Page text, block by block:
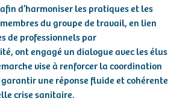
d’harmoniser les pratiques et les
du groupe de travail, en lien
de professionnels par
ont engagé un dialogue avec les élus
vise à renforcer la coordination
une réponse fluide et cohérente
crise sanitaire.